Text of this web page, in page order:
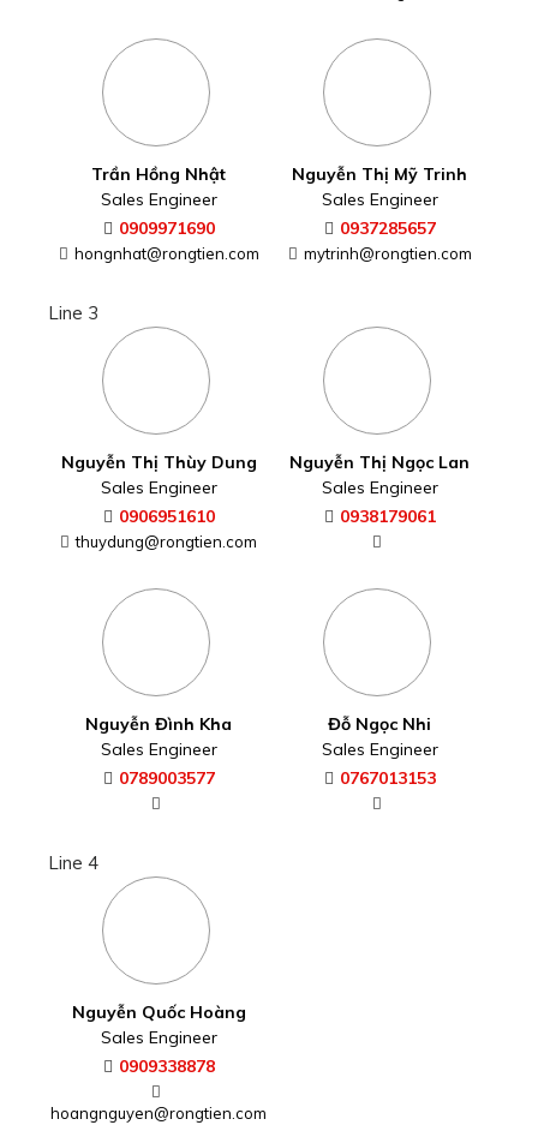
Trần Hồng Nhật
Sales Engineer
0909971690
hongnhat@rongtien.com
Nguyễn Thị Mỹ Trinh
Sales Engineer
0937285657
mytrinh@rongtien.com
Line 3
Nguyễn Thị Thùy Dung
Sales Engineer
0906951610
thuydung@rongtien.com
Nguyễn Thị Ngọc Lan
Sales Engineer
0938179061
Nguyễn Đình Kha
Sales Engineer
0789003577
Đỗ Ngọc Nhi
Sales Engineer
0767013153
Line 4
Nguyễn Quốc Hoàng
Sales Engineer
0909338878
hoangnguyen@rongtien.com